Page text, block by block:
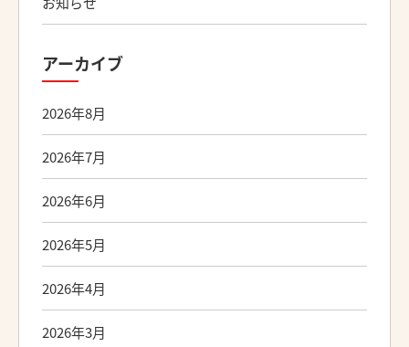
アーカイブ
2026年8月
2026年7月
2026年6月
2026年5月
2026年4月
2026年3月